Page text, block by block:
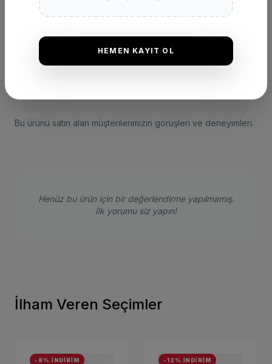
DEĞERLENDIRMELER
Bu ürünü satın alan müşterilerimizin görüşleri ve deneyimleri.
Henüz bu ürün için bir değerlendirme yapılmamış.
İlk yorumu siz yapın!
İlham Veren Seçimler
-8% İNDİRİM -12% İNDİRİM
HEMEN KAYIT OL